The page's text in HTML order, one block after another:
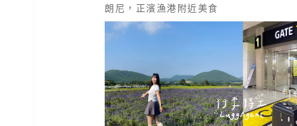
朗尼，正濱漁港附近美食